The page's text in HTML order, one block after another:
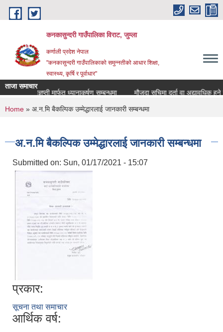
Skip to main content
कनकासुन्दरी गाउँपालिका विराट, जुम्ला
कर्णाली प्रदेश नेपाल
"कनकासुन्दरी गाउँपालिकाको समुन्नतीको आधार शिक्षा,
स्वास्थ्य, कृर्षि र पूर्वाधार"
ताजा समाचार
प्रेस विज्ञप्ती मार्फत ध्यानाकर्षण सम्बन्धमा
मौजुदा सुचिमा दर्ता वा अद्यावधिक हुने
You are here
Home » अ.न.मि बैकल्पिक उम्मेद्धारलाई जानकारी सम्बन्धमा
अ.न.मि बैकल्पिक उम्मेद्धारलाई जानकारी सम्बन्धमा
Submitted on: Sun, 01/17/2021 - 15:07
प्रकार:
सूचना तथा समाचार
आर्थिक वर्ष: